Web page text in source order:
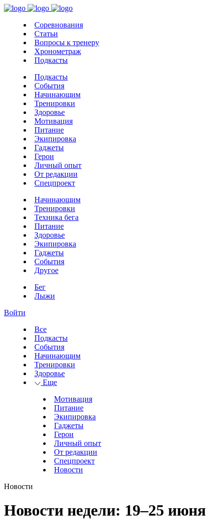
Соревнования
Статьи
Вопросы к тренеру
Хронометраж
Подкасты
Подкасты
События
Начинающим
Тренировки
Здоровье
Мотивация
Питание
Экипировка
Гаджеты
Герои
Личный опыт
От редакции
Спецпроект
Начинающим
Тренировки
Техника бега
Питание
Здоровье
Экипировка
Гаджеты
События
Другое
Бег
Лыжи
Войти
Все
Подкасты
События
Начинающим
Тренировки
Здоровье
Еще
Мотивация
Питание
Экипировка
Гаджеты
Герои
Личный опыт
От редакции
Спецпроект
Новости
Новости
Новости недели: 19–25 июня